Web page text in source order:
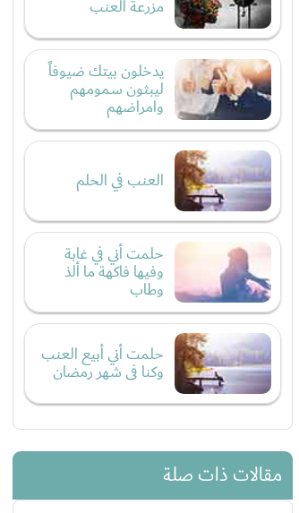
مزرعة العنب
يدخلون بيتك ضيوفاً
ليبثون سمومهم
وامراضهم
العنب في الحلم
حلمت أني في غابة
وفيها فاكهة ما ألذ
وطاب
حلمت أني أبيع العنب
وكنا فى شهر رمضان
مقالات ذات صلة